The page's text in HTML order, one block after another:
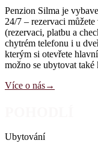
Penzion Silma je
24/7 – rezervaci
(rezervaci, platbu a
chytrém telefonu i u
kterým si otevřete
možno se ubytovat
Více o nás→
Ubytování